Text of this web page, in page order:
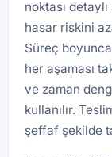
noktası
hasar riskini
Süreç
her aşaması
ve zaman
kullanılır.
şeffaf şekilde